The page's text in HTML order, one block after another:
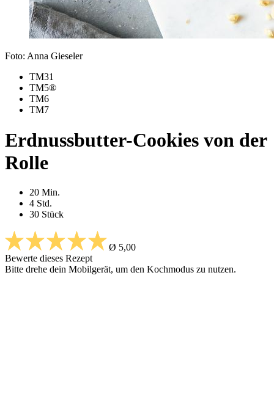
Foto: Anna Gieseler
TM31
TM5®
TM6
TM7
Erd­nuss­but­ter-Coo­kies von der
Rol­le
20 Min.
4 Std.
30 Stück
Ø 5,00
Bewerte dieses Rezept
Bitte drehe dein Mobilgerät, um den Kochmodus zu nutzen.